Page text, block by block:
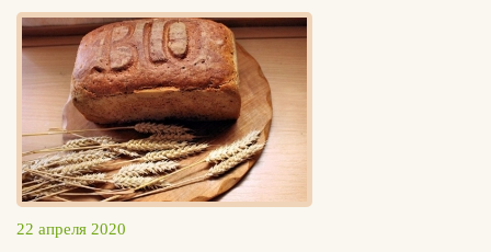
Вконтакте
Max
22 апреля 2020